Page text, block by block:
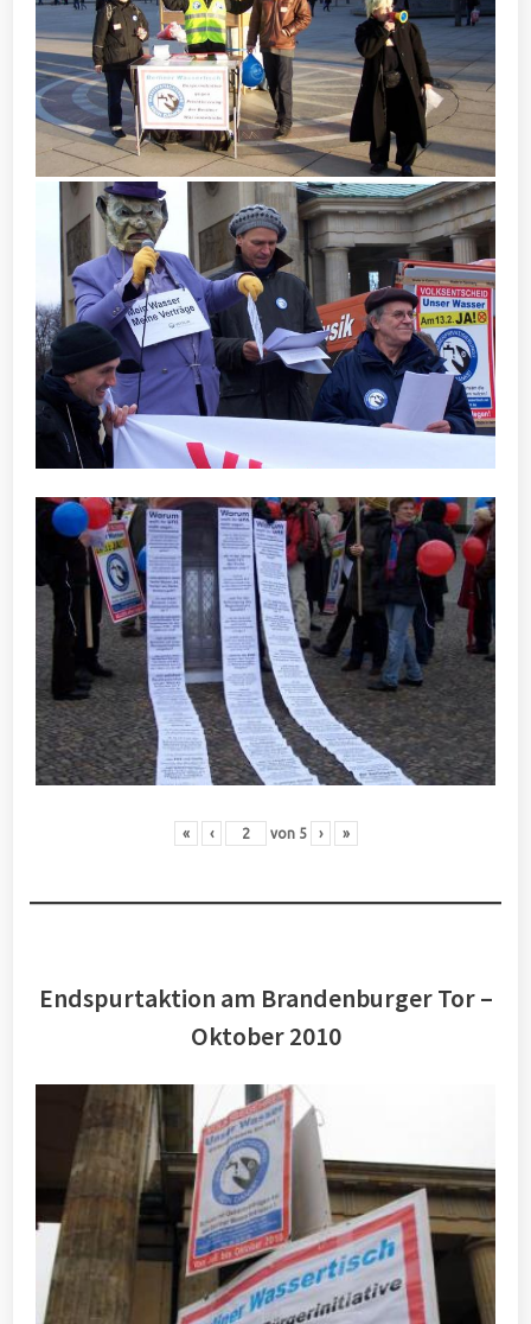
« ‹ von 5 › »
Endspurtaktion am Brandenburger Tor –
Oktober 2010